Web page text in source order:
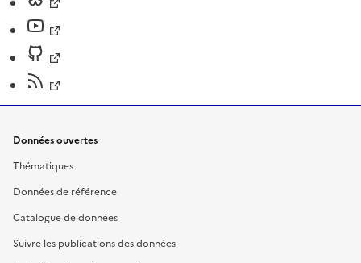
Données ouvertes
Thématiques
Données de référence
Catalogue de données
Suivre les publications des données